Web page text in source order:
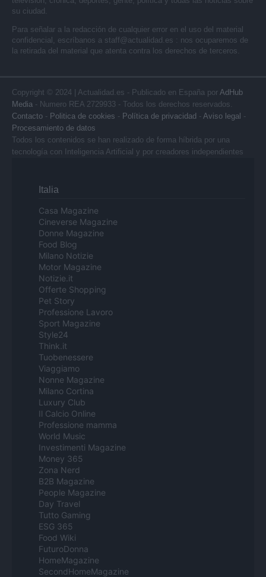
su ciudad.
Para señalar a la redacción de cualquier error en el uso del material
confidencial, escríbanos a staff@actualidad.es : nos ocuparemos de
la retirada del material que atenta contra los derechos de terceros.
Copyright © 2024 | Actualidad.es - Publicado en España por AdHub
Media - Numero REA 2729933 - Todos los derechos reservados.
Contacto - Politica de cookies - Política de privacidad - Aviso legal -
Procesamiento de datos
Todos los contenidos se han realizado de forma híbrida por una
tecnología con Inteligencia Artificial y por creadores independientes
Italia
Casa Magazine
Cineverse Magazine
Donne Magazine
Food Blog
Milano Notizie
Motor Magazine
Notizie.it
Offerte Shopping
Pet Story
Professione Lavoro
Sport Magazine
Style24
Think.it
Tuobenessere
Viaggiamo
Nonne Magazine
Milano Cortina
Luxury Club
Il Calcio Online
Professione mamma
World Music
Investimenti Magazine
Money 365
Zona Nerd
B2B Magazine
People Magazine
Day Travel
Tutto Gaming
ESG 365
Food Wiki
FuturoDonna
HomeMagazine
SecondHomeMagazine